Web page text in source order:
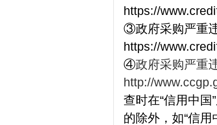
https://
③政府采购严重
https://
④政府采购严重
http://
查时在“信用中
的除外，如“信用